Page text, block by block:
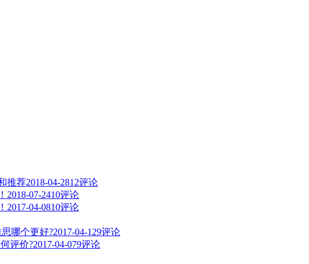
推荐2018-04-2812评论
2018-07-2410评论
2017-04-0810评论
哪个更好?2017-04-129评论
评价?2017-04-079评论